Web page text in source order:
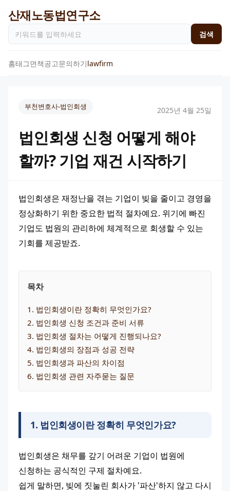
산재노동법연구소
검색
홈태그면책공고문의하기lawfirm
부천변호사-법인회생 2025년 4월 25일
법인회생 신청 어떻게 해야
할까? 기업 재건 시작하기
법인회생은 재정난을 겪는 기업이 빚을 줄이고 경영을
정상화하기 위한 중요한 법적 절차예요. 위기에 빠진
기업도 법원의 관리하에 체계적으로 회생할 수 있는
기회를 제공받죠.
목차
1 . 법인회생이란 정확히 무엇인가요?
2. 법인회생 신청 조건과 준비 서류
3. 법인회생 절차는 어떻게 진행되나요?
4. 법인회생의 장점과 성공 전략
5. 법인회생과 파산의 차이점
6. 법인회생 관련 자주묻는 질문
1. 법인회생이란 정확히 무엇인가요?
법인회생은 채무를 갚기 어려운 기업이 법원에
신청하는 공식적인 구제 절차예요.
쉽게 말하면, 빚에 짓눌린 회사가 '파산'하지 않고 다시